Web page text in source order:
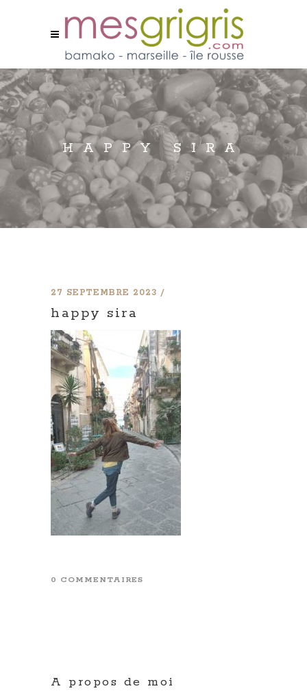
HAPPY SIRA
27 SEPTEMBRE 2023
happy sira
0 COMMENTAIRES
A propos de moi